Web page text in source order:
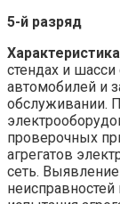
5-й разряд
стендах и
автомобилей и
обслуживании.
проверочных
агрегатов
сеть.